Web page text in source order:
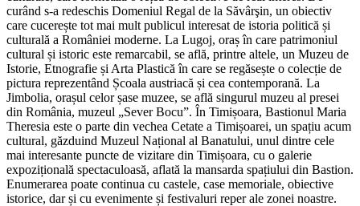
curând s-a redeschis Domeniul Regal de la Săvârşin, un obiectiv
care cucerește tot mai mult publicul interesat de istoria politică și
culturală a României moderne. La Lugoj, oraș în care patrimoniul
cultural și istoric este remarcabil, se află, printre altele, un Muzeu de
Istorie, Etnografie și Arta Plastică în care se regăsește o colecție de
pictura reprezentând Școala austriacă și cea contemporană. La
Jimbolia, orașul celor șase muzee, se află singurul muzeu al presei
din România, muzeul „Sever Bocu”. În Timișoara, Bastionul Maria
Theresia este o parte din vechea Cetate a Timișoarei, un spațiu acum
cultural, găzduind Muzeul Național al Banatului, unul dintre cele
mai interesante puncte de vizitare din Timișoara, cu o galerie
expozițională spectaculoasă, aflată la mansarda spațiului din Bastion.
Enumerarea poate continua cu castele, case memoriale, obiective
istorice, dar și cu evenimente și festivaluri reper ale zonei noastre.